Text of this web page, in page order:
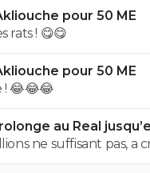
l'avoir mangé que tu
pour 50 ME
rats ! 😋😋
pour 50 ME
! 😂😂😂
au Real
ne suffisant pas, a
quelques uns de